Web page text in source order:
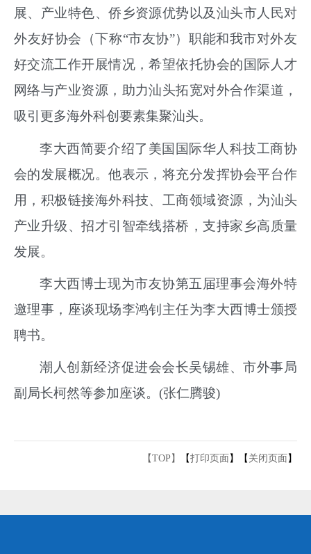
展、产业特色、侨乡资源优势以及汕头市人民对
外友好协会（下称“市友协”）职能和我市对外友
好交流工作开展情况，希望依托协会的国际人才
网络与产业资源，助力汕头拓宽对外合作渠道，
吸引更多海外科创要素集聚汕头。
李大西简要介绍了美国国际华人科技工商协
会的发展概况。他表示，将充分发挥协会平台作
用，积极链接海外科技、工商领域资源，为汕头
产业升级、招才引智牵线搭桥，支持家乡高质量
发展。
李大西博士现为市友协第五届理事会海外特
邀理事，座谈现场李鸿钊主任为李大西博士颁授
聘书。
潮人创新经济促进会会长吴锡雄、市外事局
副局长柯然等参加座谈。(张仁腾骏)
【TOP】 【打印页面 】【 关闭页面 】